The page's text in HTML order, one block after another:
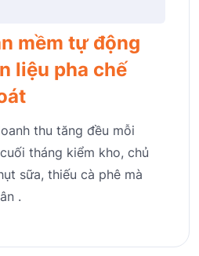
mềm tự động
liệu pha chế
thu tăng đều mỗi
tháng kiểm kho, chủ
sữa, thiếu cà phê mà
.